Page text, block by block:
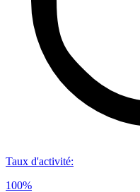
Taux d'activité:
100%